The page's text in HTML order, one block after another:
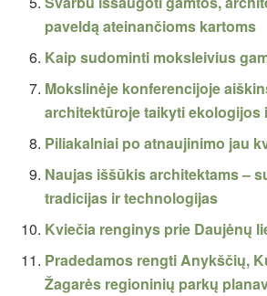
paveldą ateinančioms kartoms
Kaip sudominti moksleivius
Mokslinėje konferencijoje
architektūroje taikyti ekologijos
Piliakalniai po atnaujinimo jau
Naujas iššūkis architektams –
tradicijas ir technologijas
Kviečia renginys prie Daujėnų
Pradedamos rengti Anykščių,
Žagarės regioninių parkų